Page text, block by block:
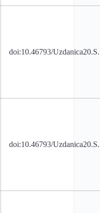
doi:10.46793/
doi:10.46793/